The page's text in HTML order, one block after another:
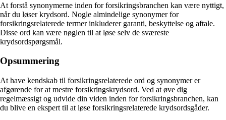
At forstå synonymerne inden for forsikringsbranchen kan være nyttigt,
når du løser krydsord. Nogle almindelige synonymer for
forsikringsrelaterede termer inkluderer garanti, beskyttelse og aftale.
Disse ord kan være nøglen til at løse selv de sværeste
krydsordspørgsmål.
Opsummering
At have kendskab til forsikringsrelaterede ord og synonymer er
afgørende for at mestre forsikringskrydsord. Ved at øve dig
regelmæssigt og udvide din viden inden for forsikringsbranchen, kan
du blive en ekspert til at løse forsikringsrelaterede krydsordsgåder.